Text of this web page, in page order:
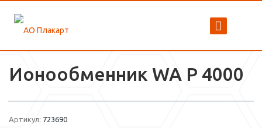
Ионообменник WA P 4000
Артикул: 723690